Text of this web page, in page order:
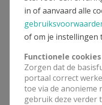
in of aanvaard alle
of om je instellingen
Functionele cookies
Zorgen dat de
portaal correct
toe via de anonieme
gebruik deze verder